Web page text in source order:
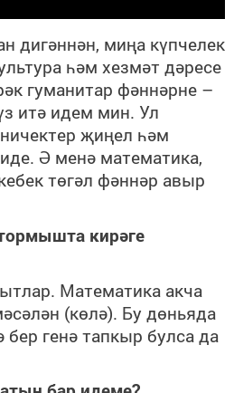
дигәннән, миңа күпчелек
һәм хезмәт дәресе
гуманитар фәннәрне –
итә идем мин. Ул
җиңел һәм
Ә менә математика,
төгәл фәннәр авыр
кирәге
Математика акча
(көлә). Бу дөньяда
генә тапкыр булса да